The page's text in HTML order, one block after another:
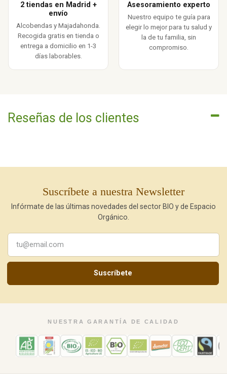
2 tiendas en Madrid +
envío
Alcobendas y Majadahonda.
Recogida gratis en tienda o
entrega a domicilio en 1-3
días laborables.
Asesoramiento experto
Nuestro equipo te guía para
elegir lo mejor para tu salud y
la de tu familia, sin
compromiso.
Reseñas de los clientes
Suscríbete a nuestra Newsletter
Infórmate de las últimas novedades del sector BIO y de Espacio
Orgánico.
Suscríbete
NUESTRA GARANTÍA DE CALIDAD